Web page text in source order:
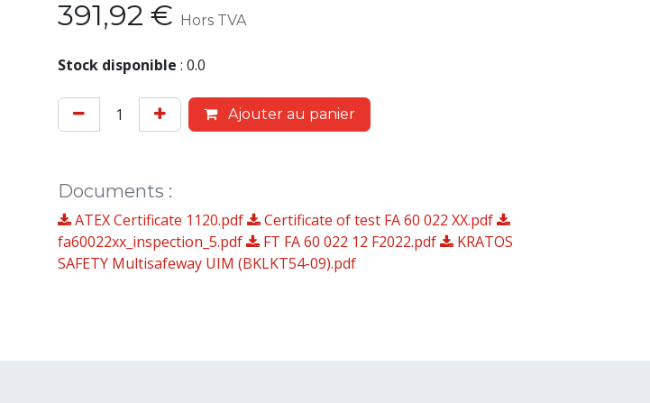
391,92 € Hors TVA
Stock disponible : 0.0
Ajouter au panier
Documents :
ATEX Certificate 1120.pdf
Certificate of test FA 60 022 XX.pdf
fa60022xx_inspection_5.pdf
FT FA 60 022 12 F2022.pdf
KRATOS
SAFETY Multisafeway UIM (BKLKT54-09).pdf